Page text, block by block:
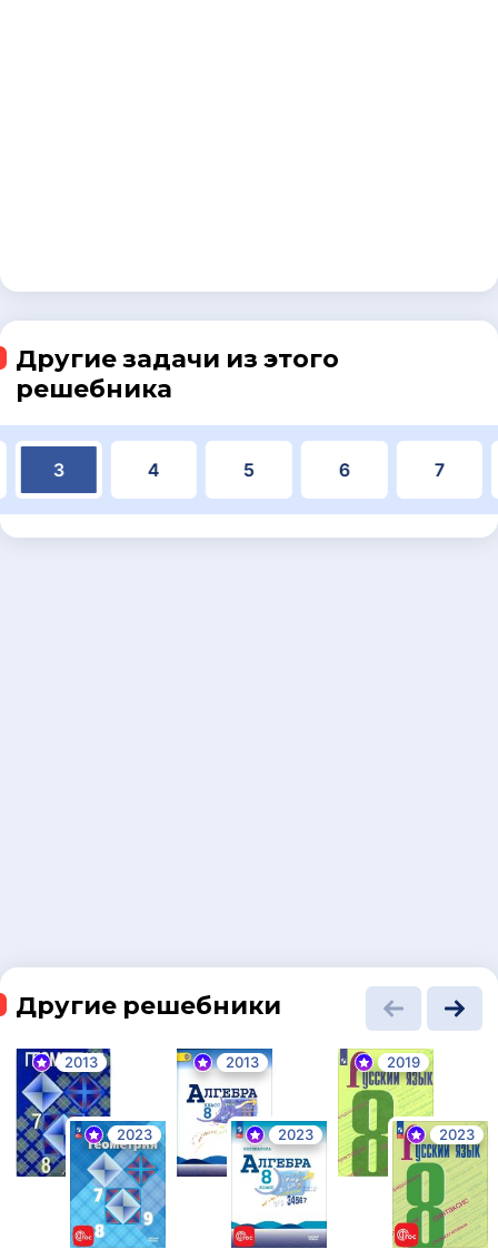
Другие задачи из этого
решебника
3 4 5 6 7
Другие решебники
2013
2023
2013
2023
2019
2023